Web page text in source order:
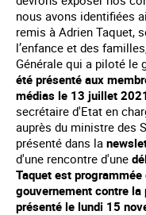
nous avons identifiées
remis à Adrien Taquet,
l’enfance et des
Générale qui a piloté le
été présenté aux
médias le 13 juillet 2021
secrétaire d'Etat en
auprès du ministre des
présenté dans la
d'une rencontre d'une
Taquet est programmée
gouvernement contre
présenté le lundi 15